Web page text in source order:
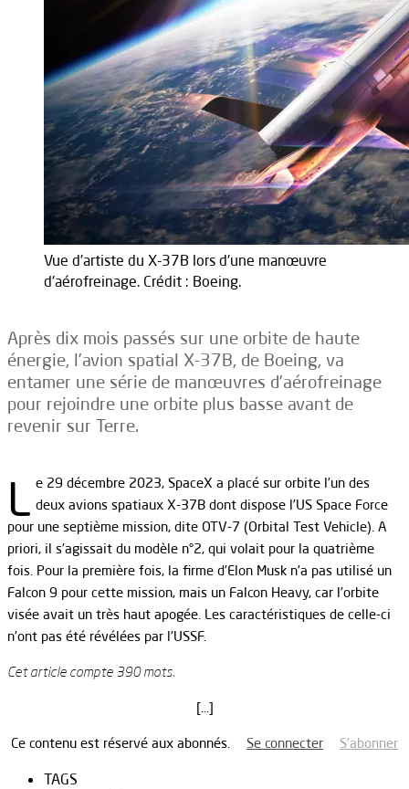
Vue d'artiste du X-37B lors d'une manœuvre
d'aérofreinage. Crédit : Boeing.
Après dix mois passés sur une orbite de haute
énergie, l’avion spatial X-37B, de Boeing, va
entamer une série de manœuvres d’aérofreinage
pour rejoindre une orbite plus basse avant de
revenir sur Terre.
L e 29 décembre 2023, SpaceX a placé sur orbite l’un des
deux avions spatiaux X-37B dont dispose l’US Space Force
pour une septième mission, dite OTV-7 (Orbital Test Vehicle). A
priori, il s’agissait du modèle n°2, qui volait pour la quatrième
fois. Pour la première fois, la firme d’Elon Musk n’a pas utilisé un
Falcon 9 pour cette mission, mais un Falcon Heavy, car l’orbite
visée avait un très haut apogée. Les caractéristiques de celle-ci
n’ont pas été révélées par l’USSF.
Cet article compte 390 mots.
[…]
Ce contenu est réservé aux abonnés. Se connecter S’abonner
TAGS